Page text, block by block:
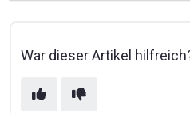
War dieser Artikel